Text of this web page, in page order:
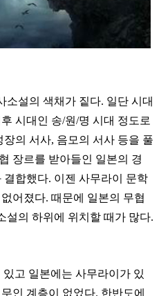
소설의 색채가 짙다. 일단 시대
시대인 송/원/명 시대 정도로
의 서사, 음모의 서사 등을 풀
장르를 받아들인 일본의 경
합했다. 이젠 사무라이 문학
어졌다. 때문에 일본의 무협
설의 하위에 위치할 때가 많다.
고 일본에는 사무라이가 있
인 계층이 없었다. 한반도에